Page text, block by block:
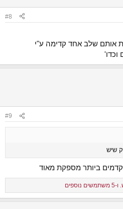
#8
אותם שלב אחד קדימה ע"י
וכדו'
#9
שיש
ביותר מספקת מאוד
ו-5 משתמשים נוספים